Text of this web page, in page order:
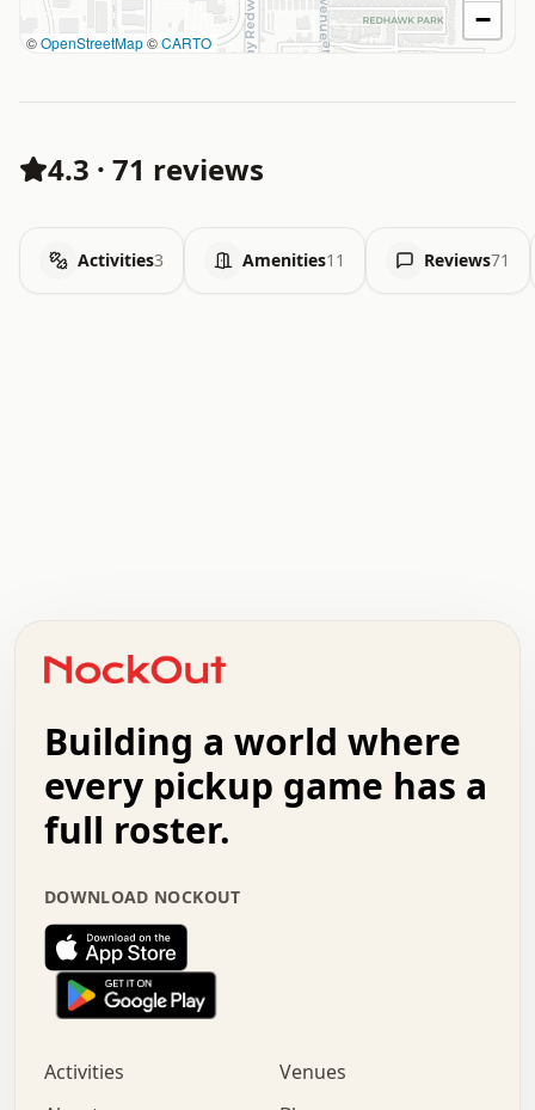
©OpenStreetMap©CARTO
−
4.3 · 71 reviews
Activities3 Amenities11 Reviews71
+   .   .   .   .   .   .   .   .   .   +   .   .
.   .   .   .   .   .   .   .   .   .   .   :   .
.   .   .   .   +   .   .   .   .   .   .   .   +
.   :   .   .   .   .   .   .   .   .   o   .   .
.   .   x   .   .   .   .   .   .   :   .   .   o
.   .   .   .   :   .   .   .   .   o   .   .   .
.   .   .   .   .   .   .   :   .   .   .   .   .
.   .   .   .   .   .   .   +   .   .   x   .   .
.   .   .   .   .   :   +   .   .   .   .   .   o
.   .   .   .   .   .   .   .   .   .   .   .   .
.   .   :   o   .   .   .   .   .   .   .   +   .
.   o   .   .   .   .   x   .   .   .   .   .   .
+   .   o   .   .   .   .   o   .   .   .   .
Building a world where
every pickup game has a
full roster.
DOWNLOAD NOCKOUT
Activities
Venues